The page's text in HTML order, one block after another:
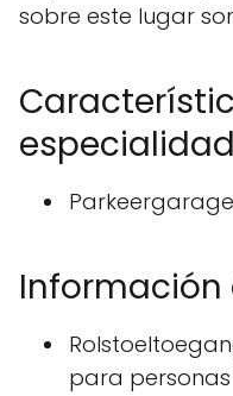
sobre este lugar
Parkeergarage
para